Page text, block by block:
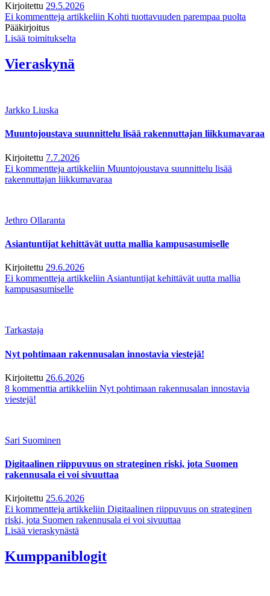
Kirjoitettu 29.5.2026
Ei kommentteja artikkeliin Kohti tuottavuuden parempaa puolta
Pääkirjoitus
Lisää toimitukselta
Vieraskynä
Jarkko Liuska
Muuntojoustava suunnittelu lisää rakennuttajan liikkumavaraa
Kirjoitettu 7.7.2026
Ei kommentteja artikkeliin Muuntojoustava suunnittelu lisää
rakennuttajan liikkumavaraa
Jethro Ollaranta
Asiantuntijat kehittävät uutta mallia kampusasumiselle
Kirjoitettu 29.6.2026
Ei kommentteja artikkeliin Asiantuntijat kehittävät uutta mallia
kampusasumiselle
Tarkastaja
Nyt pohtimaan rakennusalan innostavia viestejä!
Kirjoitettu 26.6.2026
8 kommenttia artikkeliin Nyt pohtimaan rakennusalan innostavia
viestejä!
Sari Suominen
Digitaalinen riippuvuus on strateginen riski, jota Suomen
rakennusala ei voi sivuuttaa
Kirjoitettu 25.6.2026
Ei kommentteja artikkeliin Digitaalinen riippuvuus on strateginen
riski, jota Suomen rakennusala ei voi sivuuttaa
Lisää vieraskynästä
Kumppaniblogit